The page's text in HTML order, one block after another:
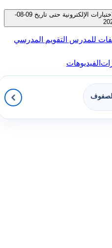
جميع الملفات المتوفرة في قسم الاختبارات الإلكترونية حتى تاريخ 09-08-
للمدرس التقويم المدرسي
الفيديوهات